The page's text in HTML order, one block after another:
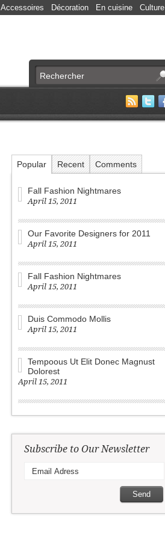
Accessoires Décoration En cuisine Culture
Popular Recent Comments
Fall Fashion Nightmares
April 15, 2011
Our Favorite Designers for 2011
April 15, 2011
Fall Fashion Nightmares
April 15, 2011
Duis Commodo Mollis
April 15, 2011
Tempoous Ut Elit Donec Magnust
Dolorest
April 15, 2011
Subscribe to Our Newsletter